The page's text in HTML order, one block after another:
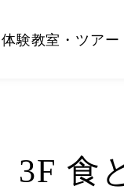
体験教室・ツアー
3F 食